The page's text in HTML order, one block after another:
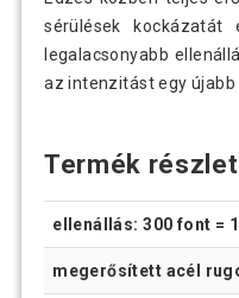
sérülések
legalacsonyabb
az intenzitást egy
Termék
ellenállás: 300 font =
megerősített acél